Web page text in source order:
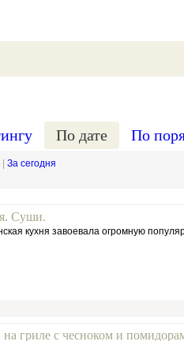
По дате По
| За сегодня
Суши.
кухня завоевала огромную
на гриле с чесноком и